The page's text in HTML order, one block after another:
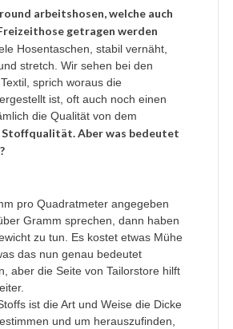
arbeitshosen, welche auch
getragen werden
Hosentaschen, stabil vernäht,
stretch. Wir sehen bei den
sprich woraus die
ist, oft auch noch einen
die Qualität von dem
Aber was bedeutet
pro Quadratmeter angegeben
Gramm sprechen, dann haben
zu tun. Es kostet etwas Mühe
das nun genau bedeutet
aber die Seite von Tailorstore hilft
ist die Art und Weise die Dicke
und um herauszufinden,